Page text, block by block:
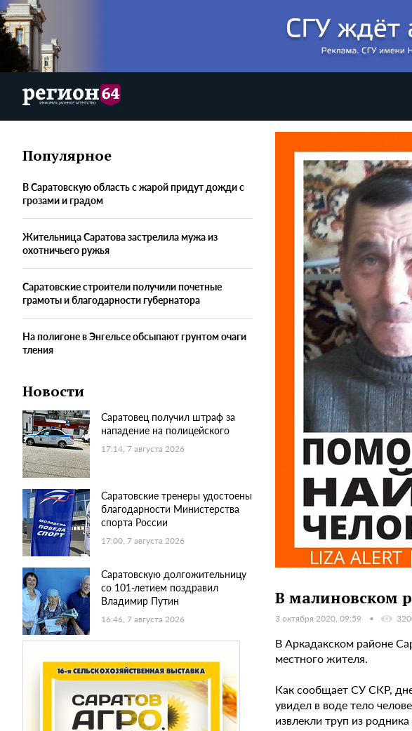
Популярное
В Саратовскую область с жарой придут дожди с
грозами и градом
Жительница Саратова застрелила мужа из
охотничьего ружья
Саратовские строители получили почетные
грамоты и благодарности губернатора
На полигоне в Энгельсе обсыпают грунтом очаги
тления
Новости
Саратовец получил штраф за
нападение на полицейского
17:14, 7 августа 2026
Саратовские тренеры удостоены
благодарности Министерства
спорта России
17:00, 7 августа 2026
Саратовскую долгожительницу
со 101-летием поздравил
Владимир Путин
16:46, 7 августа 2026
В малиновском
3 октября 2020, 09:59
В Аркадакском районе
местного жителя.
Как сообщает СУ СКР,
увидел в воде тело
извлекли труп из